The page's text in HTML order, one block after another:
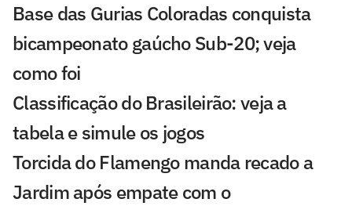
Base das Gurias Coloradas conquista
bicampeonato gaúcho Sub-20; veja
como foi
Classificação do Brasileirão: veja a
tabela e simule os jogos
Torcida do Flamengo manda recado a
Jardim após empate com o